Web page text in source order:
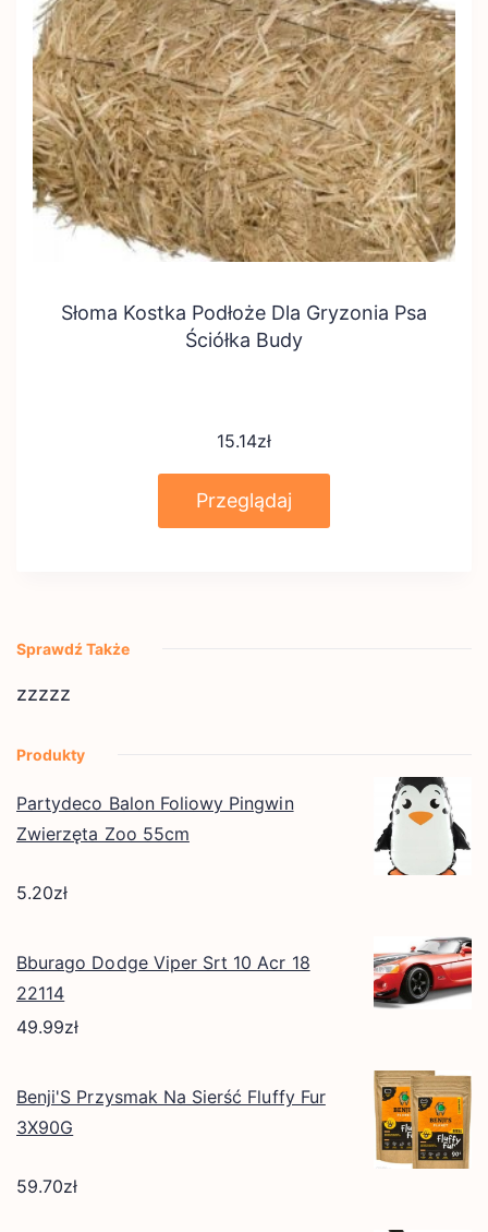
Słoma Kostka Podłoże Dla Gryzonia Psa
Ściółka Budy
15.14zł
Przeglądaj
Sprawdź Także
zzzzz
Produkty
Partydeco Balon Foliowy Pingwin
Zwierzęta Zoo 55cm
5.20zł
Bburago Dodge Viper Srt 10 Acr 18
22114
49.99zł
Benji'S Przysmak Na Sierść Fluffy Fur
3X90G
59.70zł